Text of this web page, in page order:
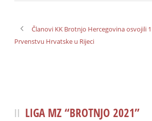
Članovi KK Brotnjo Hercegovina osvojili
Prvenstvu Hrvatske u Rijeci
LIGA MZ “BROTNJO 2021”